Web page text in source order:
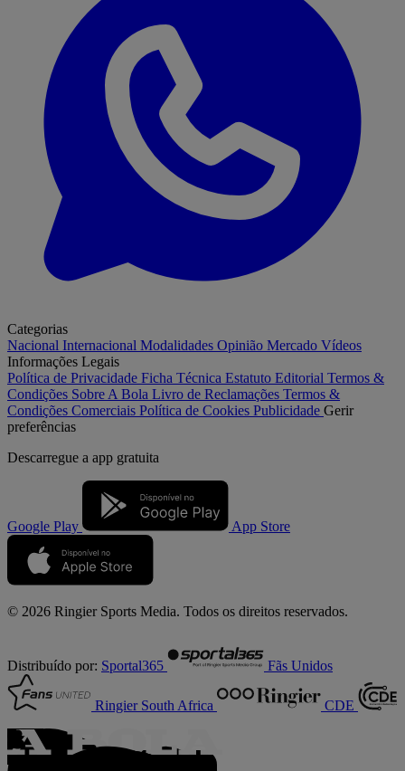
Categorias
Nacional Internacional Modalidades Opinião Mercado Vídeos
Informações Legais
Política de Privacidade Ficha Técnica Estatuto Editorial Termos &
Condições Sobre A Bola Livro de Reclamações Termos &
Condições Comerciais Política de Cookies Publicidade Gerir
preferências
Descarregue a app gratuita
Google Play App Store
© 2026 Ringier Sports Media. Todos os direitos reservados.
Distribuído por: Sportal365 Fãs Unidos
Ringier South Africa CDE